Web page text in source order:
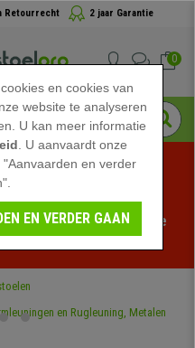
Retourrecht 2 jaar Garantie
0
bij bureaustoelpro!
beperkte tijd - Bekijk de
en cookies van
website te analyseren
U kan meer informatie
. U aanvaardt onze
en verder
EN VERDER GAAN